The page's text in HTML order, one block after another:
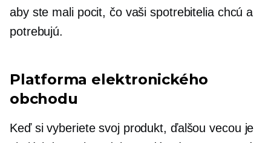
aby ste mali pocit, čo vaši spotrebitelia chcú a
potrebujú.
Platforma elektronického
obchodu
Keď si vyberiete svoj produkt, ďalšou vecou je